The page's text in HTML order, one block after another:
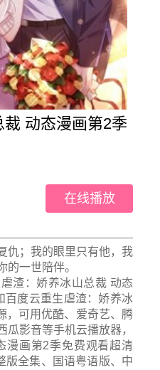
动态漫画第2季
在线播放
仇；我的眼里只有他，我
的一世陪伴。
渣：娇养冰山总裁 动态
百度云重生虐渣：娇养冰
，可用优酷、爱奇艺、腾
影音等手机云播放器，
漫画第2季免费观看超清
版全集、国语粤语版、中